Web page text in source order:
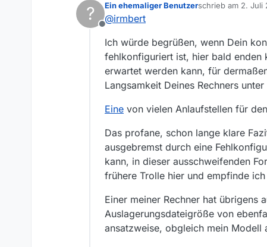
mir irgendwas von einer
Es könnt ja vermutlich so
Dukatenesels. Weil meine
seh: was ist denn heute an
?
Offline
Ein ehemaliger Benutzerschrieb am 2. Juli
zuletzt editiert von
@irmbert
Ich würde begrüßen, wenn Dein
fehlkonfiguriert ist, hier bald enden
erwartet werden kann, für
Langsamkeit Deines Rechners
Eine von vielen Anlaufstellen für
Das profane, schon lange klare
ausgebremst durch eine
kann, in dieser ausschweifenden
frühere Trolle hier und empfinde
Einer meiner Rechner hat übrigens
Auslagerungsdateigröße von
ansatzweise, obgleich mein Modell